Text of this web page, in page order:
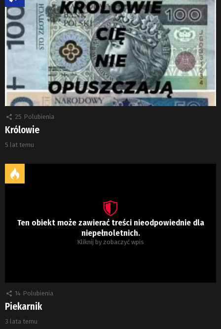
25 Polubienia
Królowie
5 lat temu
Ten obiekt może zawierać treści nieodpowiednie dla
niepełnoletnich.
Kliknij by zobaczyć wpis
14 Polubienia
Piekarnik
3 lata temu